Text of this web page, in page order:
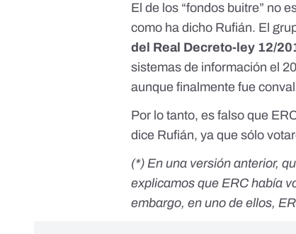
El de los “fondos buitre” no
como ha dicho Rufián. El
del Real Decreto-ley 12/
sistemas de información el
aunque finalmente fue
Por lo tanto, es falso que
dice Rufián, ya que sólo
(*) En una versión anterior,
explicamos que ERC había
embargo, en uno de ellos,